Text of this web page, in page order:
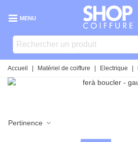
MENU
Accueil Matériel de coiffure Electrique
Pertinence